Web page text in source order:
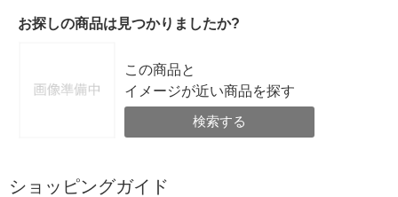
お探しの商品は見つかりましたか?
この商品と
イメージが近い商品を探す
検索する
ショッピングガイド